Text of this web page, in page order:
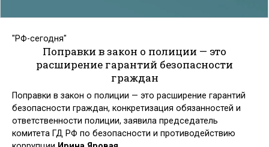
"РФ-сегодня"
Поправки в закон о полиции — это
расширение гарантий безопасности
граждан
Поправки в закон о полиции — это расширение гарантий
безопасности граждан, конкретизация обязанностей и
ответственности полиции, заявила председатель
комитета ГД РФ по безопасности и противодействию